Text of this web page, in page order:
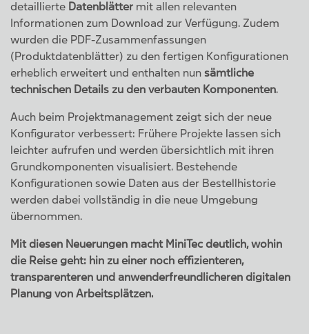
detaillierte Datenblätter mit allen relevanten
Informationen zum Download zur Verfügung. Zudem
wurden die PDF-Zusammenfassungen
(Produktdatenblätter) zu den fertigen Konfigurationen
erheblich erweitert und enthalten nun sämtliche
technischen Details zu den verbauten Komponenten.
Auch beim Projektmanagement zeigt sich der neue
Konfigurator verbessert: Frühere Projekte lassen sich
leichter aufrufen und werden übersichtlich mit ihren
Grundkomponenten visualisiert. Bestehende
Konfigurationen sowie Daten aus der Bestellhistorie
werden dabei vollständig in die neue Umgebung
übernommen.
Mit diesen Neuerungen macht MiniTec deutlich, wohin
die Reise geht: hin zu einer noch effizienteren,
transparenteren und anwenderfreundlicheren digitalen
Planung von Arbeitsplätzen.